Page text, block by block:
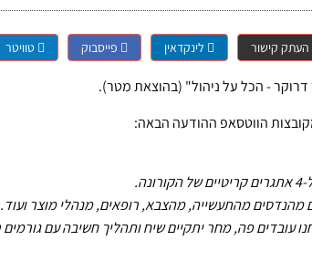
העתק קישור לינקדאין פייסבוק טוויטר
- הכל על ניהול" (בהוצאת מטר).
הווטסאפ ההודעה הבאה:
מהנדסים מהתעשייה, מהצבא, רופאים, מנהלי מוצר ועוד.
עובדים פה, מחר יתקיים שיח ותהליך חשיבה עם